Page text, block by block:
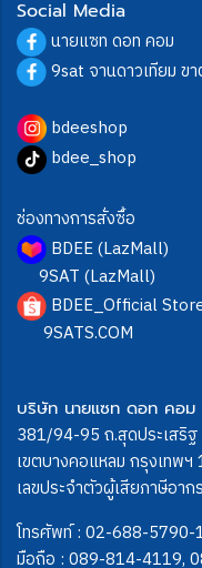
Social Media
นายแซท ดอท คอม
9sat จานดาวเทียม ข
bdeeshop
bdee_shop
ช่องทางการสั่งซื้อ
BDEE (LazMall)
9SAT (LazMall)
BDEE_Official
9SATS.COM
บริษัท นายแซท ดอท คอม
381/94-95 ถ.สุดประเสริฐ
เขตบางคอแหลม กรุงเทพฯ
เลขประจำตัวผู้เสียภาษีอา
โทรศัพท์ : 02-688-5790-
มือถือ : 089-814-4119,